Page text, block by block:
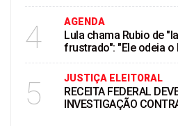
4 AGENDA
Lula chama Rubio de
frustrado": "Ele odeia o
5 JUSTIÇA ELEITORAL
RECEITA FEDERAL
INVESTIGAÇÃO